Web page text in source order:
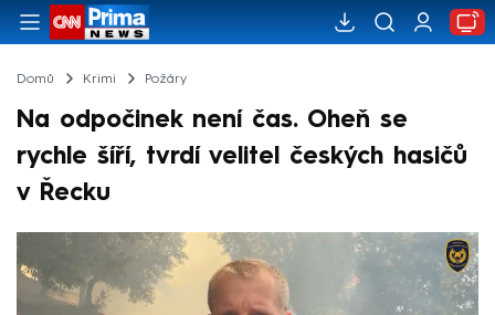
Domů Krimi Požáry
Na odpočinek není čas. Oheň se
rychle šíří, tvrdí velitel českých hasičů
v Řecku